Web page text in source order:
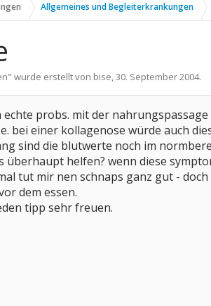
Allgemeines und Begleiterkrankungen
" wurde erstellt von bise,30. September 2004.
echte probs. mit der
bei einer kollagenose würde auch
sind die blutwerte noch im
überhaupt helfen? wenn diese
tut mir nen schnaps ganz gut -
dem essen.
tipp sehr freuen.